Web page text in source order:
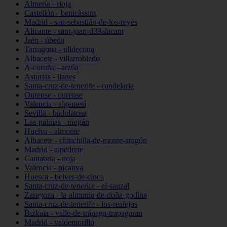
Almería - rioja
Castellón - benicàssim
Madrid - san-sebastián-de-los-reyes
Alicante - sant-joan-d39alacant
Jaén - úbeda
Tarragona - ulldecona
Albacete - villarrobledo
A-coruña - arzúa
Asturias - llanes
Santa-cruz-de-tenerife - candelaria
Ourense - ourense
Valencia - algemesí
Sevilla - badolatosa
Las-palmas - mogán
Huelva - almonte
Albacete - chinchilla-de-monte-aragón
Madrid - alpedrete
Cantabria - noja
Valencia - picanya
Huesca - belver-de-cinca
Santa-cruz-de-tenerife - el-sauzal
Zaragoza - la-almunia-de-doña-godina
Santa-cruz-de-tenerife - los-realejos
Bizkaia - valle-de-trápaga-trapagaran
Madrid - valdemorillo